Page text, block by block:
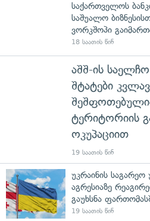
საქართველოს
საშუალო
ვორკშოპი
18 საათის წინ
აშშ-ის
შტატები
ტერიტორიის
ოკუპაციით
19 საათის წინ
უკრაინის
აგრესიაზე
გაუხსნა
19 საათის წინ